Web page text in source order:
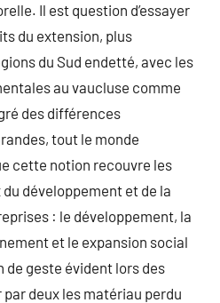
Il est question d’essayer
du extension, plus
du Sud endetté, avec les
au vaucluse comme
des différences
tout le monde
cette notion recouvre les
développement et de la
: le développement, la
et le expansion social
de geste évident lors des
deux les matériau perdu